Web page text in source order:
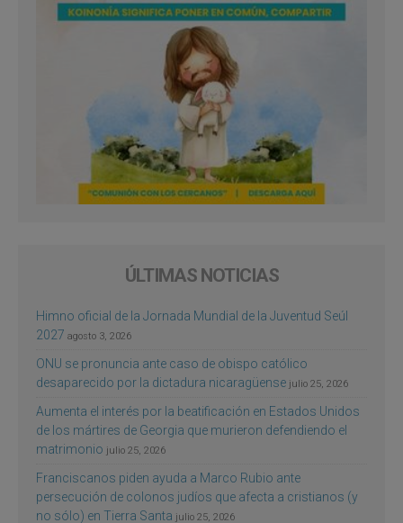
ÚLTIMAS NOTICIAS
Himno oficial de la Jornada Mundial de la Juventud Seúl
2027 agosto 3, 2026
ONU se pronuncia ante caso de obispo católico
desaparecido por la dictadura nicaragüense julio 25, 2026
Aumenta el interés por la beatificación en Estados Unidos
de los mártires de Georgia que murieron defendiendo el
matrimonio julio 25, 2026
Franciscanos piden ayuda a Marco Rubio ante
persecución de colonos judíos que afecta a cristianos (y
no sólo) en Tierra Santa julio 25, 2026